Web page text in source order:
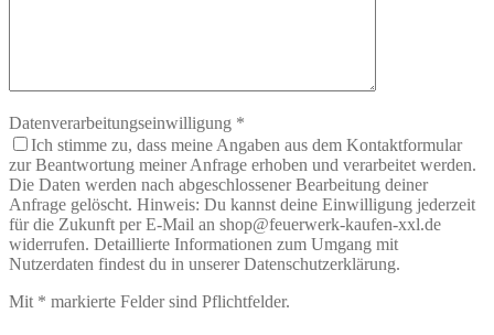
Datenverarbeitungseinwilligung *
Ich stimme zu, dass meine Angaben aus dem Kontaktformular
zur Beantwortung meiner Anfrage erhoben und verarbeitet werden.
Die Daten werden nach abgeschlossener Bearbeitung deiner
Anfrage gelöscht. Hinweis: Du kannst deine Einwilligung jederzeit
für die Zukunft per E-Mail an shop@feuerwerk-kaufen-xxl.de
widerrufen. Detaillierte Informationen zum Umgang mit
Nutzerdaten findest du in unserer Datenschutzerklärung.
Mit * markierte Felder sind Pflichtfelder.